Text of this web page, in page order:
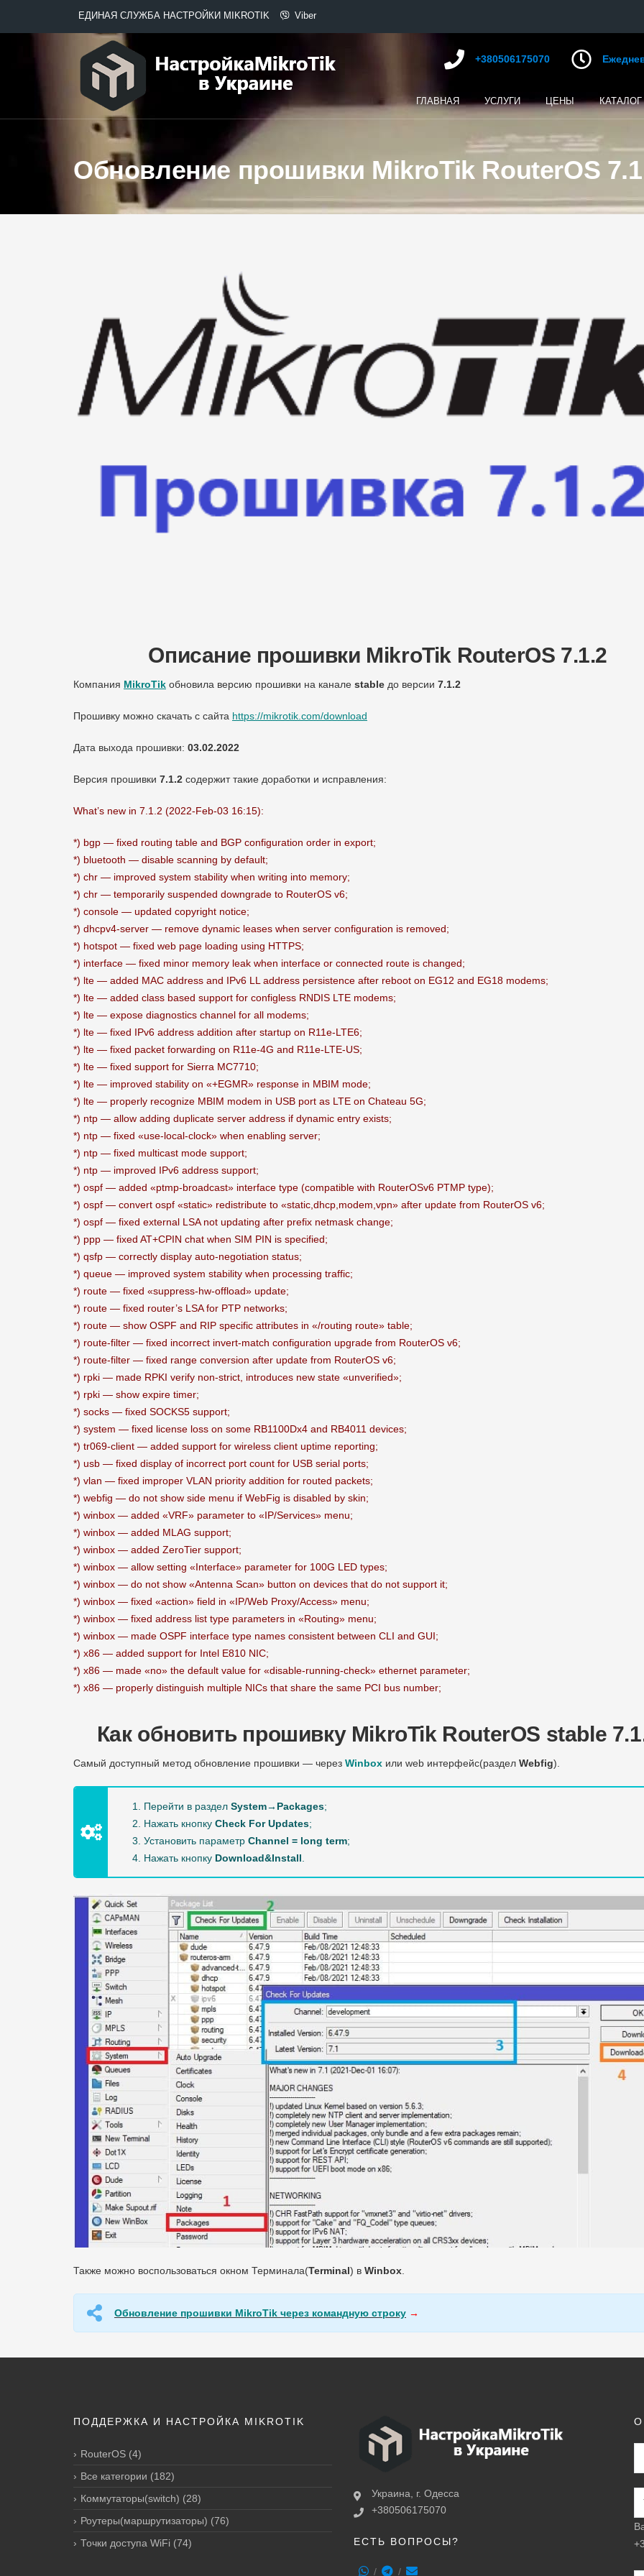
ЕДИНАЯ СЛУЖБА НАСТРОЙКИ MIKROTIK Viber
+380506175070
ГЛАВНАЯ УСЛУГИ ЦЕНЫ
Обновление прошивки MikroTik RouterOS
Описание прошивки MikroTik RouterOS 7.1.2
Компания MikroTik обновила версию прошивки на канале stable до версии 7.1.2
Прошивку можно скачать с сайта https://mikrotik.com/download
Дата выхода прошивки: 03.02.2022
Версия прошивки 7.1.2 содержит такие доработки и исправления:
What’s new in 7.1.2 (2022-Feb-03 16:15):
*) bgp — fixed routing table and BGP configuration order in export;
*) bluetooth — disable scanning by default;
*) chr — improved system stability when writing into memory;
*) chr — temporarily suspended downgrade to RouterOS v6;
*) console — updated copyright notice;
*) dhcpv4-server — remove dynamic leases when server configuration is removed;
*) hotspot — fixed web page loading using HTTPS;
*) interface — fixed minor memory leak when interface or connected route is changed;
*) lte — added MAC address and IPv6 LL address persistence after reboot on EG12 and EG18 modems;
*) lte — added class based support for configless RNDIS LTE modems;
*) lte — expose diagnostics channel for all modems;
*) lte — fixed IPv6 address addition after startup on R11e-LTE6;
*) lte — fixed packet forwarding on R11e-4G and R11e-LTE-US;
*) lte — fixed support for Sierra MC7710;
*) lte — improved stability on «+EGMR» response in MBIM mode;
*) lte — properly recognize MBIM modem in USB port as LTE on Chateau 5G;
*) ntp — allow adding duplicate server address if dynamic entry exists;
*) ntp — fixed «use-local-clock» when enabling server;
*) ntp — fixed multicast mode support;
*) ntp — improved IPv6 address support;
*) ospf — added «ptmp-broadcast» interface type (compatible with RouterOSv6 PTMP type);
*) ospf — convert ospf «static» redistribute to «static,dhcp,modem,vpn» after update from RouterOS v6;
*) ospf — fixed external LSA not updating after prefix netmask change;
*) ppp — fixed AT+CPIN chat when SIM PIN is specified;
*) qsfp — correctly display auto-negotiation status;
*) queue — improved system stability when processing traffic;
*) route — fixed «suppress-hw-offload» update;
*) route — fixed router’s LSA for PTP networks;
*) route — show OSPF and RIP specific attributes in «/routing route» table;
*) route-filter — fixed incorrect invert-match configuration upgrade from RouterOS v6;
*) route-filter — fixed range conversion after update from RouterOS v6;
*) rpki — made RPKI verify non-strict, introduces new state «unverified»;
*) rpki — show expire timer;
*) socks — fixed SOCKS5 support;
*) system — fixed license loss on some RB1100Dx4 and RB4011 devices;
*) tr069-client — added support for wireless client uptime reporting;
*) usb — fixed display of incorrect port count for USB serial ports;
*) vlan — fixed improper VLAN priority addition for routed packets;
*) webfig — do not show side menu if WebFig is disabled by skin;
*) winbox — added «VRF» parameter to «IP/Services» menu;
*) winbox — added MLAG support;
*) winbox — added ZeroTier support;
*) winbox — allow setting «Interface» parameter for 100G LED types;
*) winbox — do not show «Antenna Scan» button on devices that do not support it;
*) winbox — fixed «action» field in «IP/Web Proxy/Access» menu;
*) winbox — fixed address list type parameters in «Routing» menu;
*) winbox — made OSPF interface type names consistent between CLI and GUI;
*) x86 — added support for Intel E810 NIC;
*) x86 — made «no» the default value for «disable-running-check» ethernet parameter;
*) x86 — properly distinguish multiple NICs that share the same PCI bus number;
Как обновить прошивку MikroTik RouterOS stable
Самый доступный метод обновление прошивки — через Winbox или web интерфейс(раздел Webfig).
Перейти в раздел System→Packages;
Нажать кнопку Check For Updates;
Установить параметр Channel = long term;
Нажать кнопку Download&Install
Также можно воспользоваться окном Терминала(Terminal) в Winbox.
Обновление прошивки MikroTik через командную строку →
ПОДДЕРЖКА И НАСТРОЙКА MIKROTIK
RouterOS (4)
Все категории (182)
Коммутаторы(switch) (28)
Роутеры(маршрутизаторы) (76)
Точки доступа WiFi (74)
Украина, г. Одесса
+380506175070
ЕСТЬ ВОПРОСЫ?